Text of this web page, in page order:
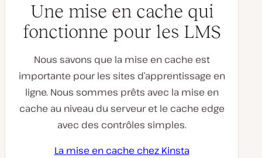
Une mise en cache qui
fonctionne pour les LMS
Nous savons que la mise en cache est
importante pour les sites d’apprentissage en
ligne. Nous sommes prêts avec la mise en
cache au niveau du serveur et le cache edge
avec des contrôles simples.
La mise en cache chez Kinsta